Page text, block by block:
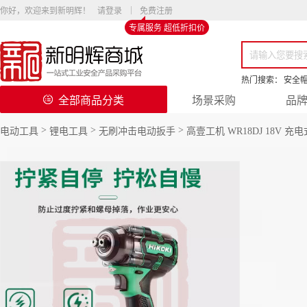
你好，欢迎来到新明辉！ 请登录
免费注册
专属服务 超低折扣价
热门搜索： 安全
全部商品分类 场景采购 品
电动工具 > 锂电工具 > 无刷冲击电动扳手 > 高壹工机 WR18DJ 18V 充